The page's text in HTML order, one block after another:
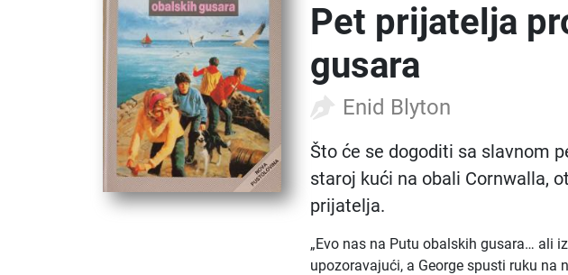
Pet prijatelja
gusara
Enid Blyton
Što će se dogoditi sa slavnom
staroj kući na obali Cornwalla,
prijatelja.
„Evo nas na Putu obalskih gusara… ali
upozoravajući, a George spusti ruku na